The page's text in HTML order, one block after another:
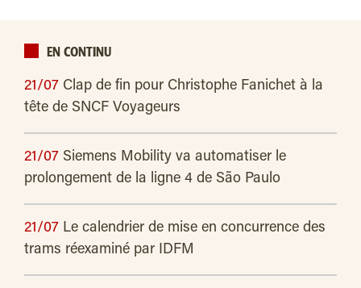
EN CONTINU
21/07 Clap de fin pour Christophe Fanichet à la
tête de SNCF Voyageurs
21/07 Siemens Mobility va automatiser le
prolongement de la ligne 4 de São Paulo
21/07 Le calendrier de mise en concurrence des
trams réexaminé par IDFM